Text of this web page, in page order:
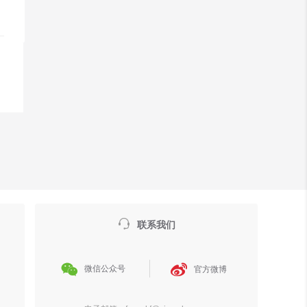
 联系我们
 微信公众号  官方微博